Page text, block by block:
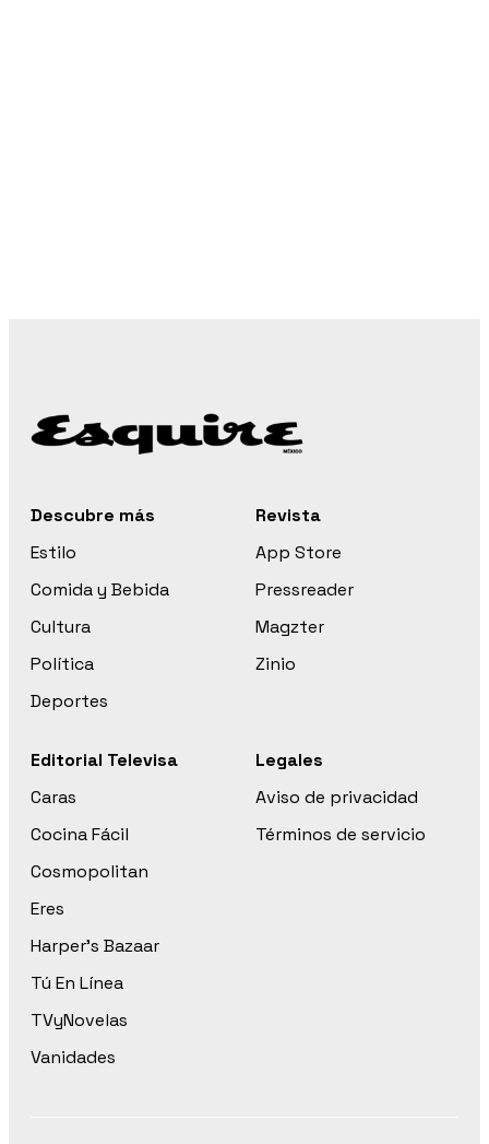
Descubre más
Estilo
Comida y Bebida
Cultura
Política
Deportes
Revista
App Store
Pressreader
Magzter
Zinio
Editorial Televisa
Caras
Cocina Fácil
Cosmopolitan
Eres
Harper’s Bazaar
Tú En Línea
TVyNovelas
Vanidades
Legales
Aviso de privacidad
Términos de servicio